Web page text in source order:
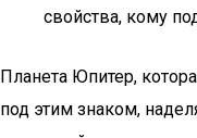
свойства, кому
Планета Юпитер,
под этим знаком,